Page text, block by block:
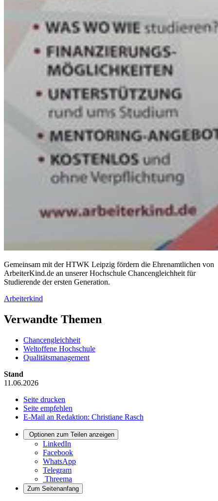
Gemeinsam mit der HTWK Leipzig fördern die Ehrenamtlichen von
ArbeiterKind.de an unserer Hochschule Chancengleichheit für
Studierende der ersten Generation.
Arbeiterkind
Verwandte Themen
Chancengleichheit
Weltoffene Hochschule
Qualitätsmanagement
Stand
11.06.2026
Seite drucken
Seite empfehlen
E-Mail an Redaktion: Christiane Rasch
Optionen zum Teilen anzeigen
LinkedIn
Facebook
WhatsApp
Telegram
Threema
Zum Seitenanfang